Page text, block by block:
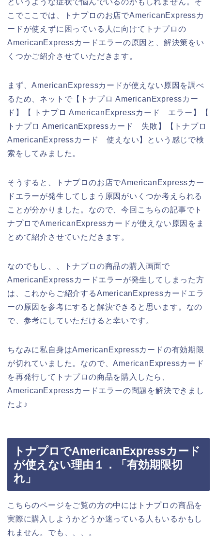
というような症状で悩んでいるのかもしれません。そ
こでここでは、トナプロのお店でAmericanExpressカ
ードが使えずに困っている人に向けてトナプロの
AmericanExpressカードエラーの原因と、解決策をい
くつかご紹介させていただきます。
まず、AmericanExpressカードが使えない原因を調べ
るため、ネットで【トナプロ AmericanExpressカー
ド】【 トナプロ AmericanExpressカード エラー】【
トナプロ AmericanExpressカード 失敗】【トナプロ
AmericanExpressカード 使えない】という感じで検
索をしてみました。
そうすると、トナプロのお店でAmericanExpressカー
ドエラーが発生してしまう原因がいくつか考えられる
ことが分かりました。なので、今回こちらの記事でト
ナプロでAmericanExpressカードが使えない原因をま
とめて紹介させていただきます。
なのでもし、、トナプロの商品の購入画面で
AmericanExpressカードエラーが発生してしまった方
は、これからご紹介するAmericanExpressカードエラ
ーの原因を参考にすると解決できると思います。なの
で、参考にしていただけると幸いです。
ちなみに私自身はAmericanExpressカードの有効期限
が切れていました。なので、AmericanExpressカード
を再発行してトナプロの商品を購入したら、
AmericanExpressカードエラーの問題を解決できまし
たよ♪
トナプロでAmericanExpressカード
が使えない理由１．「有効期限切
れ」
こちらのページをご覧の方の中にはトナプロの商品を
実際に購入しようかどうか迷っている人もいるかもし
れません。でも、、、。